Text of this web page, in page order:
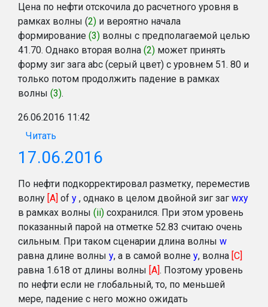
Цена по нефти отскочила до расчетного уровня в
рамках волны (2) и вероятно начала
формирование (3) волны с предполагаемой целью
41.70. Однако вторая волна (2) может принять
форму зиг зага abc (серый цвет) с уровнем 51. 80 и
только потом продолжить падение в рамках
волны (3).
26.06.2016 11:42
Читать
17.06.2016
По нефти подкорректировал разметку, переместив
волну [A] of y , однако в целом двойной зиг заг wxy
в рамках волны (ii) сохранился. При этом уровень
показанный парой на отметке 52.83 считаю очень
сильным. При таком сценарии длина волны w
равна длине волны y, а в самой волне y, волна [C]
равна 1.618 от длины волны [A] . Поэтому уровень
по нефти если не глобальный, то, по меньшей
мере, падение с него можно ожидать